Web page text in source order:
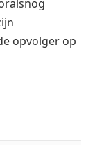
opvolger op